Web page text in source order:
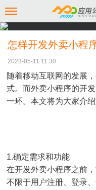
怎样开发外卖小程
2023-05-11 11:30
随着移动互联网的发展
式。而外卖小程序的开
一环。本文将为大家介
1.确定需求和功能
在开发外卖小程序之前
不限于用户注册、登录